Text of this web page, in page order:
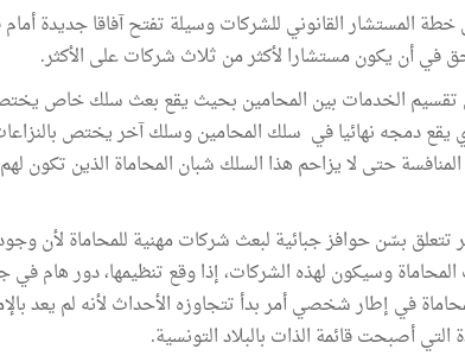
المستشار القانوني للشركات وسيلة تفتح آفاقا جديدة
في أن يكون مستشارا لأكثر من ثلاث شركات على الأكثر.
تقسيم الخدمات بين المحامين بحيث يقع بعث سلك خاص
دمجه نهائيا في سلك المحامين وسلك آخر يختص
حتى لا يزاحم هذا السلك شبان المحاماة الذين تكون
تتعلق بسّن حوافز جبائية لبعث شركات مهنية للمحاماة لأن
وسيكون لهذه الشركات، إذا وقع تنظيمها، دور هام في
في إطار شخصي أمر بدأ تتجاوزه الأحداث لأنه لم يعد
أصبحت قائمة الذات بالبلاد التونسية.